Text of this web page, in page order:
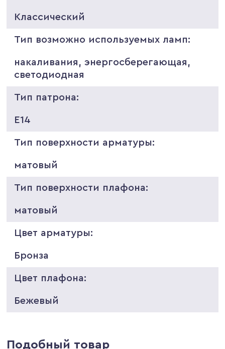
Классический
Тип возможно используемых ламп:
накаливания, энергосберегающая,
светодиодная
Тип патрона:
E14
Тип поверхности арматуры:
матовый
Тип поверхности плафона:
матовый
Цвет арматуры:
Бронза
Цвет плафона:
Бежевый
Подобный товар